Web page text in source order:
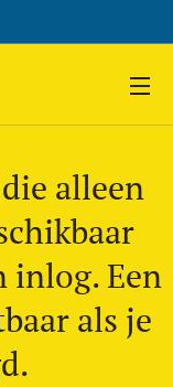
alleen
inlog. Een
als je